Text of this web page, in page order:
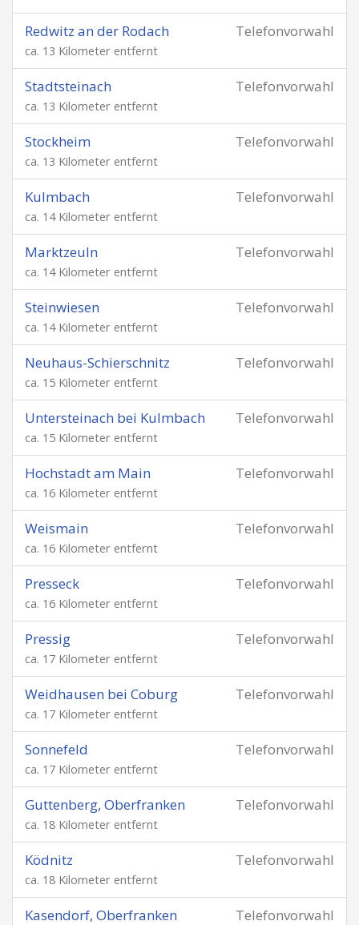
Telefonvorwahl
Redwitz an der Rodach
ca. 13 Kilometer entfernt
Telefonvorwahl
Stadtsteinach
ca. 13 Kilometer entfernt
Telefonvorwahl
Stockheim
ca. 13 Kilometer entfernt
Telefonvorwahl
Kulmbach
ca. 14 Kilometer entfernt
Telefonvorwahl
Marktzeuln
ca. 14 Kilometer entfernt
Telefonvorwahl
Steinwiesen
ca. 14 Kilometer entfernt
Telefonvorwahl
Neuhaus-Schierschnitz
ca. 15 Kilometer entfernt
Telefonvorwahl
Untersteinach bei Kulmbach
ca. 15 Kilometer entfernt
Telefonvorwahl
Hochstadt am Main
ca. 16 Kilometer entfernt
Telefonvorwahl
Weismain
ca. 16 Kilometer entfernt
Telefonvorwahl
Presseck
ca. 16 Kilometer entfernt
Telefonvorwahl
Pressig
ca. 17 Kilometer entfernt
Telefonvorwahl
Weidhausen bei Coburg
ca. 17 Kilometer entfernt
Telefonvorwahl
Sonnefeld
ca. 17 Kilometer entfernt
Telefonvorwahl
Guttenberg, Oberfranken
ca. 18 Kilometer entfernt
Telefonvorwahl
Ködnitz
ca. 18 Kilometer entfernt
Telefonvorwahl
Kasendorf, Oberfranken